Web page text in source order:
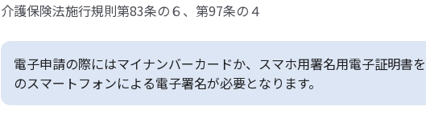
介護保険法施行規則第83条の６、第97条の４
電子申請の際にはマイナンバーカードか、スマホ用署名用電子証明書
のスマートフォンによる電子署名が必要となります。